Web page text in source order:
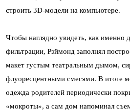
строить 3D-модели на компьютере.
Чтобы наглядно увидеть, как именно
фильтрации, Рэймонд заполнял
макет густым театральным дымом,
флуоресцентными смесями. В итоге
одежда родителей периодически
«мокроты», а сам дом напоминал